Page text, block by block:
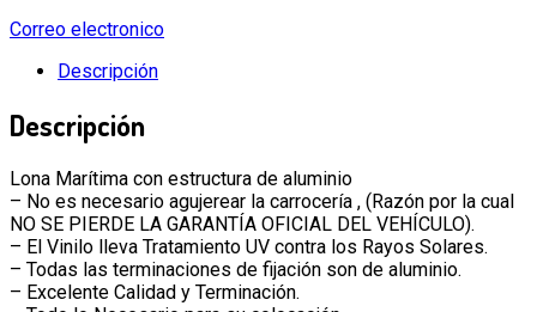
Correo electronico
Descripción
Descripción
Lona Marítima con estructura de aluminio
– No es necesario agujerear la carrocería , (Razón por la cual
NO SE PIERDE LA GARANTÍA OFICIAL DEL VEHÍCULO).
– El Vinilo lleva Tratamiento UV contra los Rayos Solares.
– Todas las terminaciones de fijación son de aluminio.
– Excelente Calidad y Terminación.